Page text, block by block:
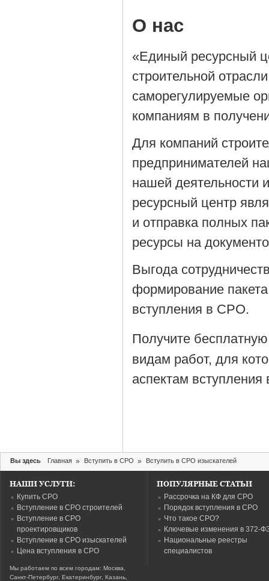
О нас
«Единый ресурсный
строительной
саморегулируемые
компаниям в
Для компаний
предпринимателей
нашей деятельности
ресурсный центр
и отправка полных
ресурсы на
Выгода
формирование
вступления в СРО.
Получите
видам работ, для
аспектам
Вы здесь Главная » Вступить в СРО » Вступить в СРО изыскателей
НАШИ УСЛУГИ:
Купить СРО
Вступление в СРО строителей
Вступление в СРО
проектировщиков
Вступление в СРО изыскателей
Цена вступления в СРО
Мы работаем по всем городам: Москва,
Санкт-Петербург, Екатеринбург, Казань,
ПОПУЛЯРНЫЕ СТАТЬИ
Рассрочка на КФ для СРО
Порядок вступления в СРО
Что такое СРО?
Ключевые изменения в 372-
Национальные реестры
специалистов